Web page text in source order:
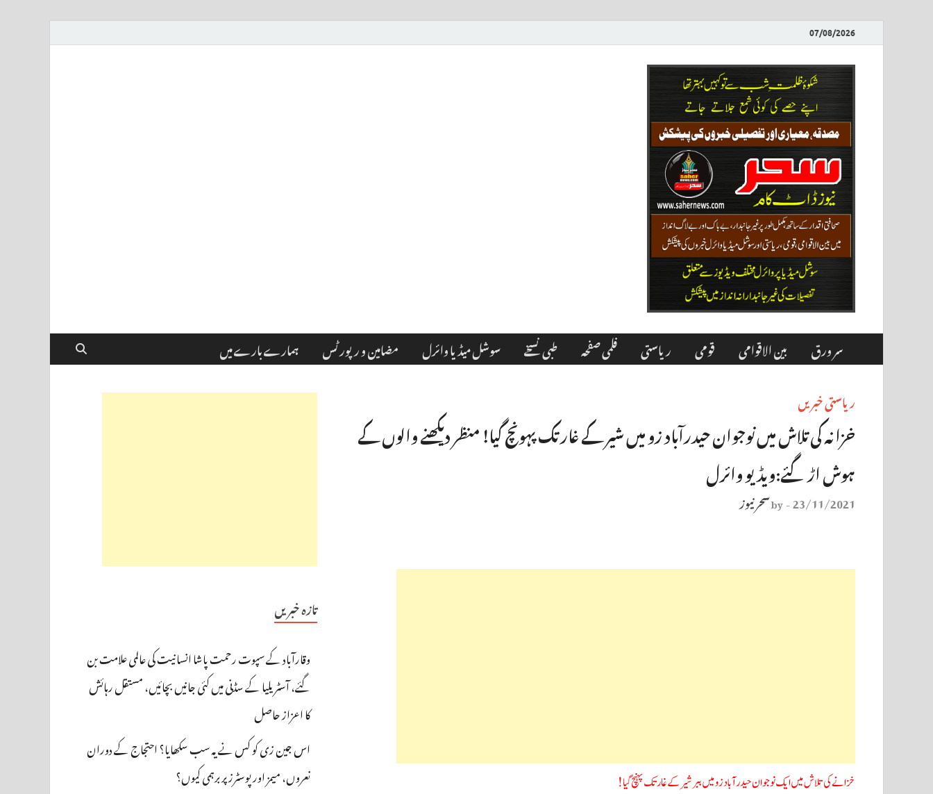
07/08/2026
سر ورق بین الاقوامی قومی ریاستی فلمی صفحہ طبی نسخے سوشل میڈیا وائرل مضامین و رپورٹس
ہمارے بارے میں
ریاستی خبریں
خزانہ کی تلاش میں نوجوان حیدرآباد زو میں شیر کے غار تک پہونچ گیا! منظر دیکھنے والوں کے
ہوش اڑگئے:ویڈیو وائرل
23/11/2021
-
byسحر نیوز
خزانے کی تلاش میں ایک نوجوان حیدرآباد زو میں ببر شیرکے غار تک پہنچ گیا!
تازہ خبریں
وقارآباد کے سپوت رحمت پاشا انسانیت کی عالمی علامت بن
گئے، آسٹریلیا کے سڈنی میں کئی جانیں بچائیں، مستقل رہائش
کا اعزاز حاصل
اس جین زی کو کس نے یہ سب سکھایا؟ احتجاج کے دوران
نعروں، میمز اور پوسٹرز پر برہمی کیوں؟